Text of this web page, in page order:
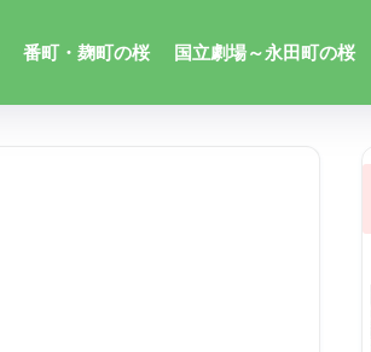
番町・麹町の桜 国立劇場～永田町の桜